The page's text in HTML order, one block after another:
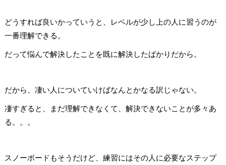
どうすれば良いかっていうと、
レベルが少し上の人に習うのが
一番理解できる。
だって悩んで解決したことを既に解決したばかりだから。
だから、凄い人についていけばなんとかなる訳じゃない。
凄すぎると、まだ理解できなくて、解決できないことが多々あ
る。。。
スノーボードもそうだけど、 練習にはその人に必要なステップ